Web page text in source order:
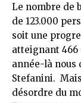
Le nombre de
de 123.000
soit une
atteignant 466
année-là nous
Stefanini. Mais
désordre du